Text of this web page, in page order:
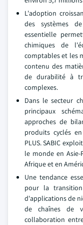
L'adoption
des systèmes
essentielle
chimiques de
comptables et les
contenu des
de durabilité à
complexes.
Dans le secteur
principaux
approches de
produits cyclés
PLUS. SABIC
le monde en Asie-
Afrique et en
Une tendance
pour la
d'applications de
de chaînes de
collaboration